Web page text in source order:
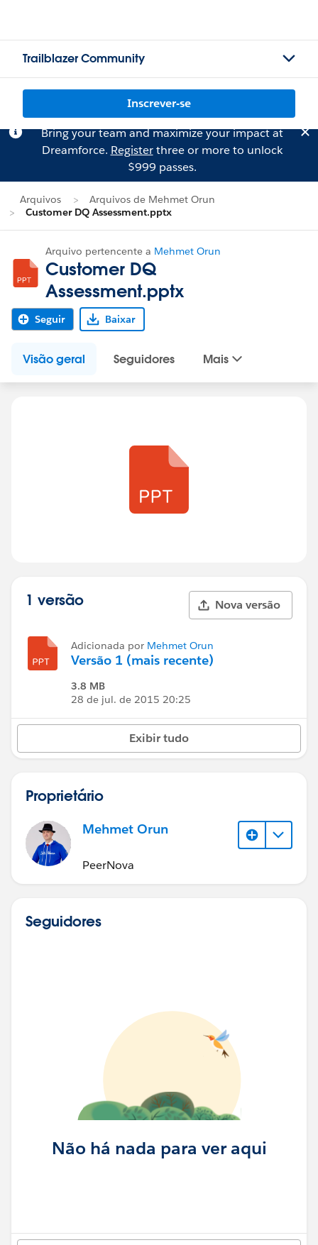
Trailblazer Community
Inscrever-se
Bring your team and maximize your impact at
Dreamforce. Registerthree or more to unlock
$999 passes.
Arquivos
Arquivos de Mehmet Orun
Customer DQ Assessment.pptx
Arquivo pertencente a Mehmet Orun
Customer DQ
Assessment.pptx
Seguir Baixar
Visão geral Seguidores Mais
1 versão Nova versão
Adicionada por Mehmet Orun
Versão 1 (mais recente)
3.8 MB
28 de jul. de 2015 20:25
Exibir tudo
Proprietário
Mehmet Orun
PeerNova
Seguidores
Não há nada para ver aqui